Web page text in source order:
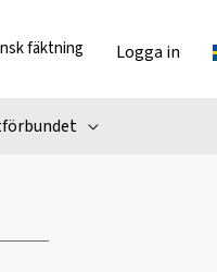
fäktning Logga in